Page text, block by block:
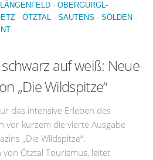
LÄNGENFELD · OBERGURGL-
· ÖTZTAL · SAUTENS · SÖLDEN ·
auf weiß: Neue
„Die Wildspitze“
das intensive Erleben des
vor kurzem die vierte Ausgabe
„Die Wildspitze“.
von Ötztal Tourismus, leitet